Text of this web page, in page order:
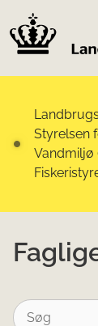
Styrelsen
Vandmiljø